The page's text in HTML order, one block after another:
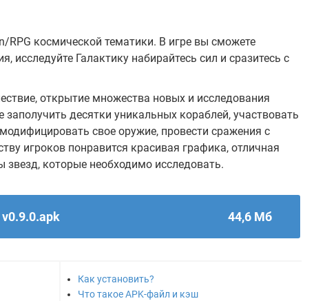
RPG космической тематики. В игре вы сможете
исследуйте Галактику набирайтесь сил и сразитесь с
открытие множества новых и исследования
десятки уникальных кораблей, участвовать
свое оружие, провести сражения с
игроков понравится красивая графика, отличная
которые необходимо исследовать.
44,6 Мб
Как установить?
Что такое APK-файл и кэш